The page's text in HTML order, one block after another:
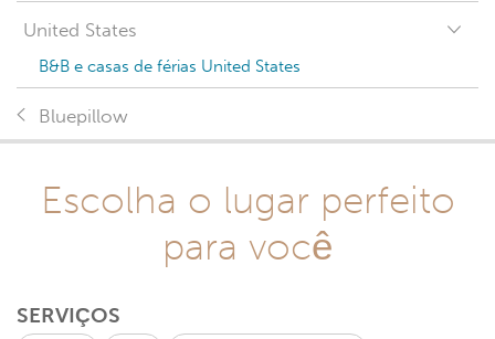
United States
B&B e casas de férias United States
Bluepillow
Escolha o lugar perfeito
para você
SERVIÇOS